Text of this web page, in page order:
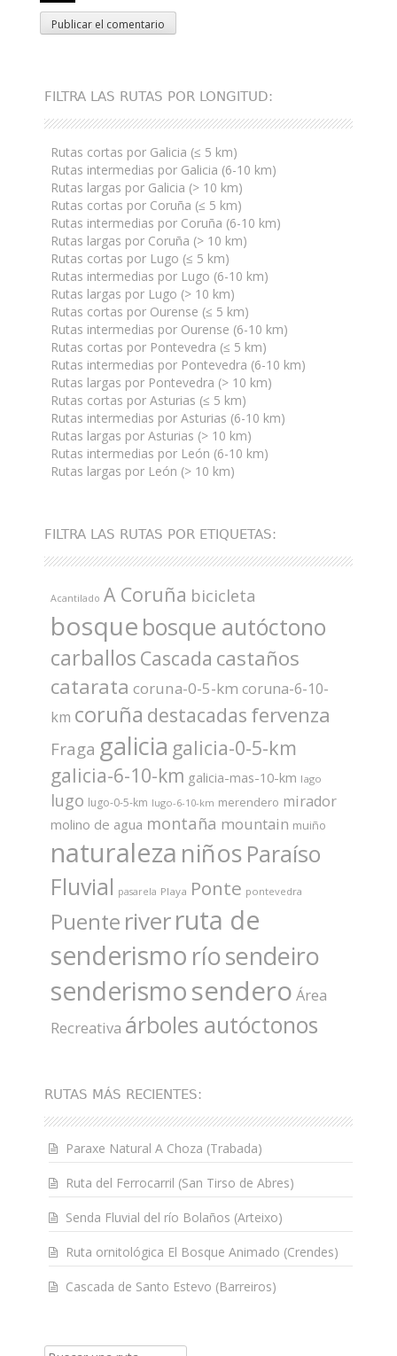
FILTRA LAS RUTAS POR LONGITUD:
Rutas cortas por Galicia (≤ 5 km)
Rutas intermedias por Galicia (6-10 km)
Rutas largas por Galicia (> 10 km)
Rutas cortas por Coruña (≤ 5 km)
Rutas intermedias por Coruña (6-10 km)
Rutas largas por Coruña (> 10 km)
Rutas cortas por Lugo (≤ 5 km)
Rutas intermedias por Lugo (6-10 km)
Rutas largas por Lugo (> 10 km)
Rutas cortas por Ourense (≤ 5 km)
Rutas intermedias por Ourense (6-10 km)
Rutas cortas por Pontevedra (≤ 5 km)
Rutas intermedias por Pontevedra (6-10 km)
Rutas largas por Pontevedra (> 10 km)
Rutas cortas por Asturias (≤ 5 km)
Rutas intermedias por Asturias (6-10 km)
Rutas largas por Asturias (> 10 km)
Rutas intermedias por León (6-10 km)
Rutas largas por León (> 10 km)
FILTRA LAS RUTAS POR ETIQUETAS:
Acantilado A Coruña bicicleta
bosque bosque autóctono
carballos Cascada castaños
catarata coruna-0-5-km coruna-6-10-
km coruña destacadas fervenza
Fraga galicia galicia-0-5-km
galicia-6-10-km galicia-mas-10-km lago
lugo lugo-0-5-km lugo-6-10-km merendero mirador
molino de agua montaña mountain muiño
naturaleza niños Paraíso
Fluvial pasarela Playa Ponte pontevedra
Puente riverruta de
senderismo ríosendeiro
senderismosendero Área
Recreativa árboles autóctonos
RUTAS MÁS RECIENTES:
Paraxe Natural A Choza (Trabada)
Ruta del Ferrocarril (San Tirso de Abres)
Senda Fluvial del río Bolaños (Arteixo)
Ruta ornitológica El Bosque Animado (Crendes)
Cascada de Santo Estevo (Barreiros)